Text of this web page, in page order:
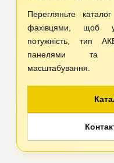
Перегляньте
фахівцями, щоб
потужність, тип
панелями та
масштабування.